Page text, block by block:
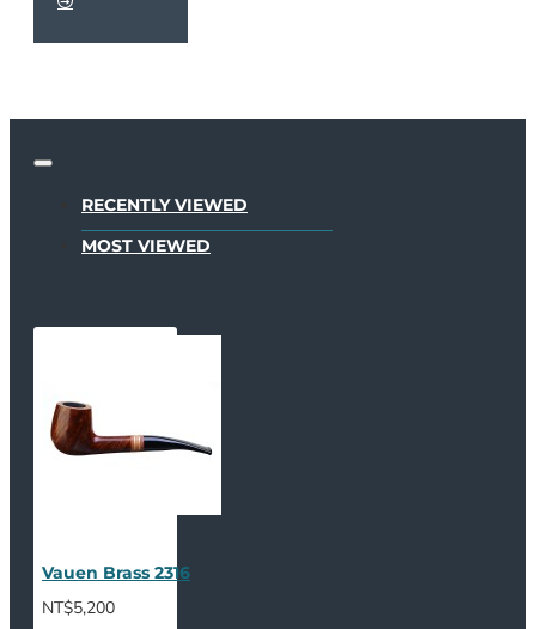
RECENTLY VIEWED
MOST VIEWED
Vauen Brass 2316
NT$5,200